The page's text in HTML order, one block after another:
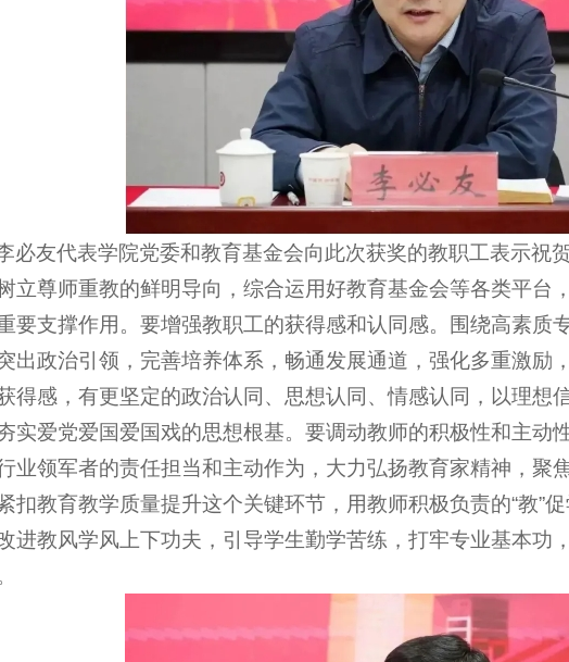
必友代表学院党委和教育基金会向此次获奖的教职工表示祝
立尊师重教的鲜明导向，综合运用好教育基金会等各类平台
要支撑作用。要增强教职工的获得感和认同感。围绕高素质
出政治引领，完善培养体系，畅通发展通道，强化多重激励
得感，有更坚定的政治认同、思想认同、情感认同，以理想
实爱党爱国爱国戏的思想根基。要调动教师的积极性和主动
业领军者的责任担当和主动作为，大力弘扬教育家精神，聚
扣教育教学质量提升这个关键环节，用教师积极负责的“教”
进教风学风上下功夫，引导学生勤学苦练，打牢专业基本功